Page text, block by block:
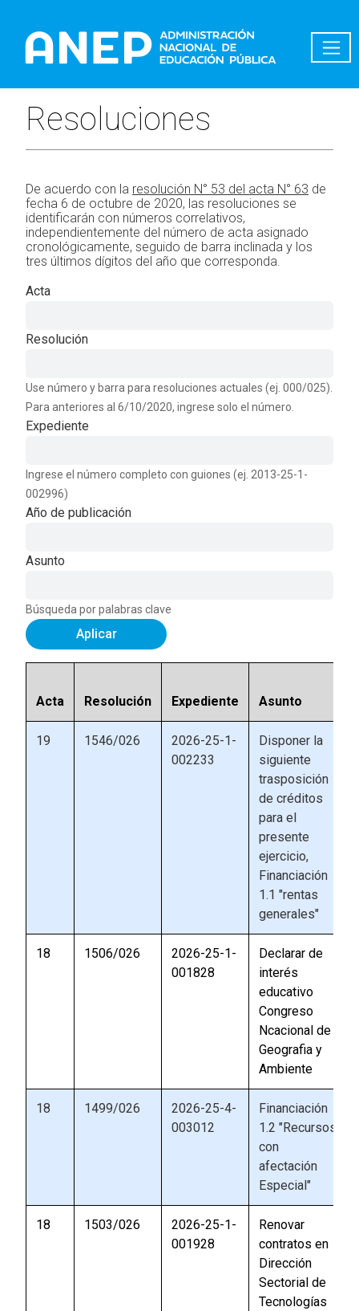
Resoluciones
De acuerdo con la resolución N° 53 del acta N° 63 de
fecha 6 de octubre de 2020, las resoluciones se
identificarán con números correlativos,
independientemente del número de acta asignado
cronológicamente, seguido de barra inclinada y los
tres últimos dígitos del año que corresponda.
Acta
Resolución
Use número y barra para resoluciones actuales (ej. 000/025).
Para anteriores al 6/10/2020, ingrese solo el número.
Expediente
Ingrese el número completo con guiones (ej. 2013-25-1-
002996)
Año de publicación
Asunto
Búsqueda por palabras clave
Aplicar
Acta Resolución Expediente Asunto
19 1546/026
2026-25-1-
002233
Disponer la
siguiente
trasposición
de créditos
para el
presente
ejercicio,
Financiación
1.1 "rentas
generales"
18 1506/026
2026-25-1-
001828
Declarar de
interés
educativo
Congreso
Ncacional de
Geografia y
Ambiente
18 1499/026
2026-25-4-
003012
Financiación
1.2 "Recursos
con
afectación
Especial"
18 1503/026
2026-25-1-
001928
Renovar
contratos en
Dirección
Sectorial de
Tecnologías